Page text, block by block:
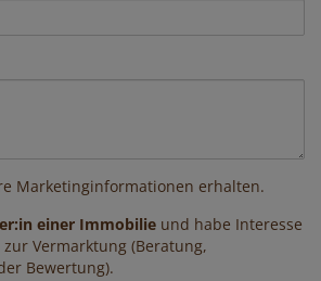
Marketinginformationen erhalten.
einer Immobilie und habe Interesse
Vermarktung (Beratung,
Bewertung).